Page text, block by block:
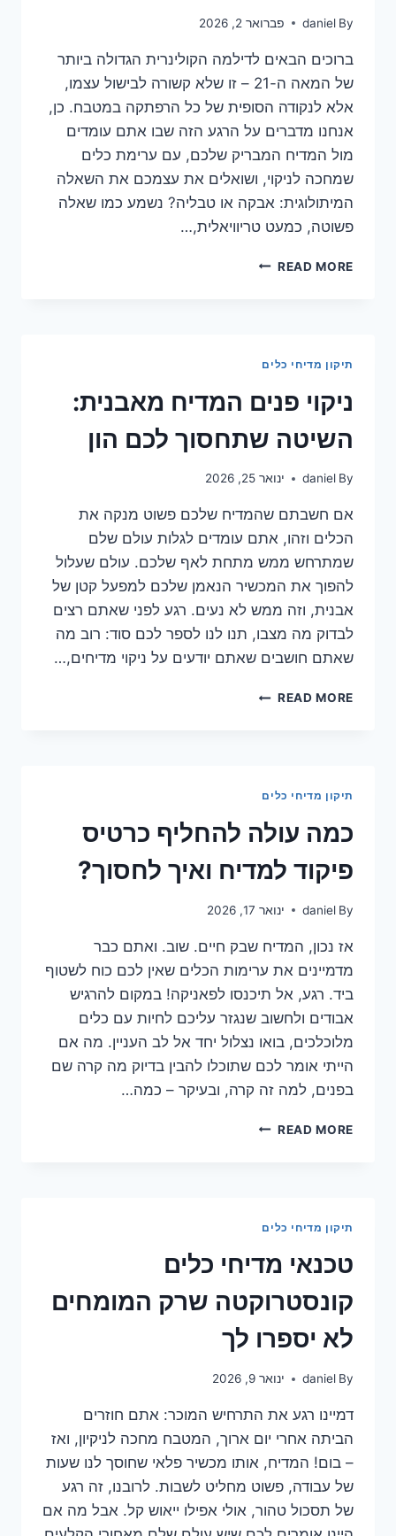
By
daniel פברואר 2, 2026
ברוכים הבאים לדילמה הקולינרית הגדולה ביותר
של המאה ה-21 – זו שלא קשורה לבישול עצמו,
אלא לנקודה הסופית של כל הרפתקה במטבח. כן,
אנחנו מדברים על הרגע הזה שבו אתם עומדים
מול המדיח המבריק שלכם, עם ערימת כלים
שמחכה לניקוי, ושואלים את עצמכם את השאלה
המיתולוגית: אבקה או טבליה? נשמע כמו שאלה
פשוטה, כמעט טריוויאלית,…
READ MOREאבקה
ולמה
תיקון מדיחי כלים
ניקוי פנים המדיח מאבנית:
השיטה שתחסוך לכם הון
By
daniel ינואר 25, 2026
אם חשבתם שהמדיח שלכם פשוט מנקה את
הכלים וזהו, אתם עומדים לגלות עולם שלם
שמתרחש ממש מתחת לאף שלכם. עולם שעלול
להפוך את המכשיר הנאמן שלכם למפעל קטן של
אבנית, וזה ממש לא נעים. רגע לפני שאתם רצים
לבדוק מה מצבו, תנו לנו לספר לכם סוד: רוב מה
שאתם חושבים שאתם יודעים על ניקוי מדיחים,…
READ MOREניקוי
הון
תיקון מדיחי כלים
כמה עולה להחליף כרטיס
פיקוד למדיח ואיך לחסוך?
By
daniel ינואר 17, 2026
אז נכון, המדיח שבק חיים. שוב. ואתם כבר
מדמיינים את ערימות הכלים שאין לכם כוח לשטוף
ביד. רגע, אל תיכנסו לפאניקה! במקום להרגיש
אבודים ולחשוב שנגזר עליכם לחיות עם כלים
מלוכלכים, בואו נצלול יחד אל לב העניין. מה אם
הייתי אומר לכם שתוכלו להבין בדיוק מה קרה שם
בפנים, למה זה קרה, ובעיקר – כמה…
READ MOREכמה
ואיך
לחסוך?
תיקון מדיחי כלים
טכנאי מדיחי כלים
קונסטרוקטה שרק המומחים
לא יספרו לך
By
daniel ינואר 9, 2026
דמיינו רגע את התרחיש המוכר: אתם חוזרים
הביתה אחרי יום ארוך, המטבח מחכה לניקיון, ואז
– בום! המדיח, אותו מכשיר פלאי שחוסך לנו שעות
של עבודה, פשוט מחליט לשבות. לרובנו, זה רגע
של תסכול טהור, אולי אפילו ייאוש קל. אבל מה אם